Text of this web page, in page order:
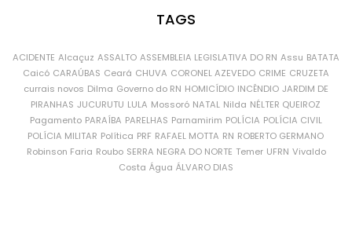
TAGS
ACIDENTE Alcaçuz ASSALTO ASSEMBLEIA LEGISLATIVA DO RN Assu BATATA
Caicó CARAÚBAS Ceará CHUVA CORONEL AZEVEDO CRIME CRUZETA
currais novos Dilma Governo do RN HOMICÍDIO INCÊNDIO JARDIM DE
PIRANHAS JUCURUTU LULA Mossoró NATAL Nilda NÉLTER QUEIROZ
Pagamento PARAÍBA PARELHAS Parnamirim POLÍCIA POLÍCIA CIVIL
POLÍCIA MILITAR Política PRF RAFAEL MOTTA RN ROBERTO GERMANO
Robinson Faria Roubo SERRA NEGRA DO NORTE Temer UFRN Vivaldo
Costa Água ÁLVARO DIAS